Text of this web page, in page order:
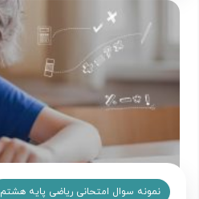
نمونه سوال امتحانی ریاضی پایه هشتم